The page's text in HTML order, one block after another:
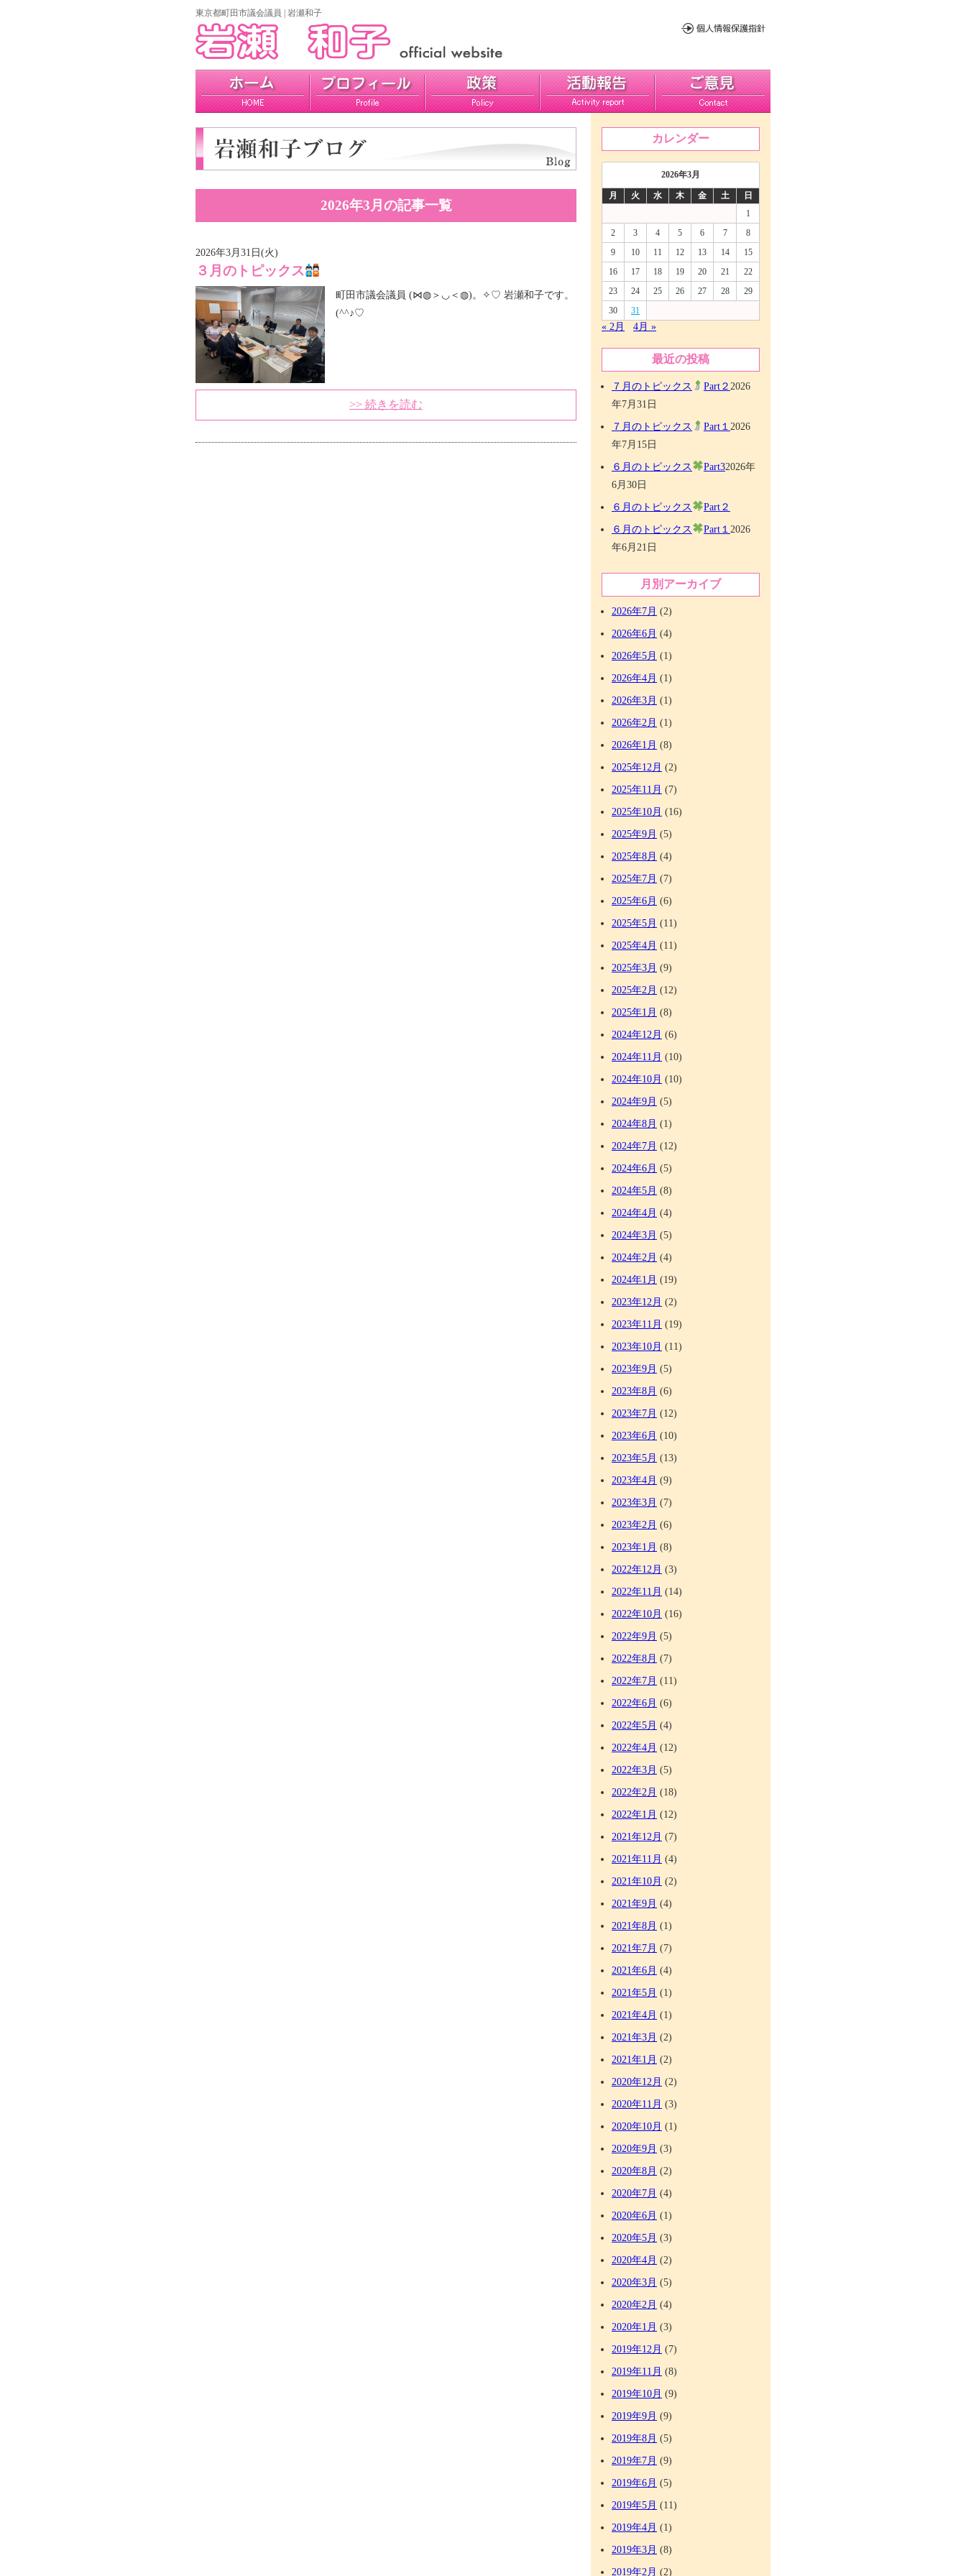
東京都町田市議会議員 | 岩瀬和子
プロフィール 政策 活動報告 ご意見
2026年3月の記事一覧
2026年3月31日(火)
３月のトピックス
町田市議会議員 (⋈◍＞◡＜◍)。✧♡ 岩瀬和子です。
(^^♪♡
>> 続きを読む
カレンダー
2026年3月
月 火 水 木 金 土
日
1
2
3 4 5 6 7
8
9
10 11 12 13 14
15
16
17 18 19 20 21
22
23
24 25 26 27 28
29
30
31
« 2月 4月 »
最近の投稿
７月のトピックス Part２ 2026
年7月31日
７月のトピックス Part１ 2026
年7月15日
６月のトピックス Part32026年
6月30日
６月のトピックス Part２
６月のトピックス Part１ 2026
年6月21日
月別アーカイブ
2026年7月 (2)
2026年6月 (4)
2026年5月 (1)
2026年4月 (1)
2026年3月 (1)
2026年2月 (1)
2026年1月 (8)
2025年12月 (2)
2025年11月 (7)
2025年10月 (16)
2025年9月 (5)
2025年8月 (4)
2025年7月 (7)
2025年6月 (6)
2025年5月 (11)
2025年4月 (11)
2025年3月 (9)
2025年2月 (12)
2025年1月 (8)
2024年12月 (6)
2024年11月 (10)
2024年10月 (10)
2024年9月 (5)
2024年8月 (1)
2024年7月 (12)
2024年6月 (5)
2024年5月 (8)
2024年4月 (4)
2024年3月 (5)
2024年2月 (4)
2024年1月 (19)
2023年12月 (2)
2023年11月 (19)
2023年10月 (11)
2023年9月 (5)
2023年8月 (6)
2023年7月 (12)
2023年6月 (10)
2023年5月 (13)
2023年4月 (9)
2023年3月 (7)
2023年2月 (6)
2023年1月 (8)
2022年12月 (3)
2022年11月 (14)
2022年10月 (16)
2022年9月 (5)
2022年8月 (7)
2022年7月 (11)
2022年6月 (6)
2022年5月 (4)
2022年4月 (12)
2022年3月 (5)
2022年2月 (18)
2022年1月 (12)
2021年12月 (7)
2021年11月 (4)
2021年10月 (2)
2021年9月 (4)
2021年8月 (1)
2021年7月 (7)
2021年6月 (4)
2021年5月 (1)
2021年4月 (1)
2021年3月 (2)
2021年1月 (2)
2020年12月 (2)
2020年11月 (3)
2020年10月 (1)
2020年9月 (3)
2020年8月 (2)
2020年7月 (4)
2020年6月 (1)
2020年5月 (3)
2020年4月 (2)
2020年3月 (5)
2020年2月 (4)
2020年1月 (3)
2019年12月 (7)
2019年11月 (8)
2019年10月 (9)
2019年9月 (9)
2019年8月 (5)
2019年7月 (9)
2019年6月 (5)
2019年5月 (11)
2019年4月 (1)
2019年3月 (8)
2019年2月 (2)